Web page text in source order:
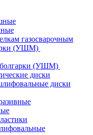
газосварочным
(УШМ)
болгарки (УШМ)
диски
диски